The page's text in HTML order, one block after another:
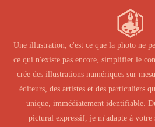
Une illustration, c'est ce que la photo ne
ce qui n'existe pas encore, simplifier le
crée des illustrations numériques sur
éditeurs, des artistes et des particuliers
unique, immédiatement identifiable.
pictural expressif, je m'adapte à votre